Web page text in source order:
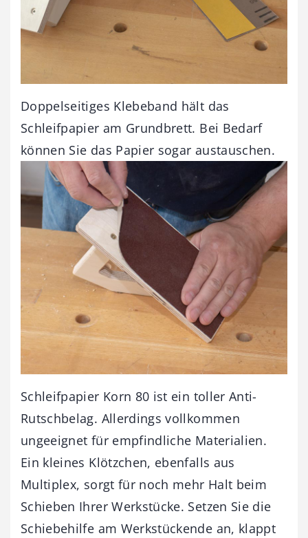
Doppelseitiges Klebeband hält das
Schleifpapier am Grundbrett. Bei Bedarf
können Sie das Papier sogar austauschen.
Schleifpapier Korn 80 ist ein toller Anti-
Rutschbelag. Allerdings vollkommen
ungeeignet für empfindliche Materialien.
Ein kleines Klötzchen, ebenfalls aus
Multiplex, sorgt für noch mehr Halt beim
Schieben Ihrer Werkstücke. Setzen Sie die
Schiebehilfe am Werkstückende an, klappt